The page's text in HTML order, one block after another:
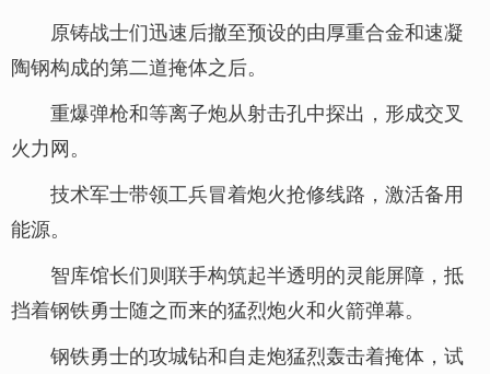
原铸战士们迅速后撤至预设的由厚重合金和速凝
陶钢构成的第二道掩体之后。
重爆弹枪和等离子炮从射击孔中探出，形成交叉
火力网。
技术军士带领工兵冒着炮火抢修线路，激活备用
能源。
智库馆长们则联手构筑起半透明的灵能屏障，抵
挡着钢铁勇士随之而来的猛烈炮火和火箭弹幕。
钢铁勇士的攻城钻和自走炮猛烈轰击着掩体，试